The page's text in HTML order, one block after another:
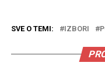
SVE O TEMI: IZBORI